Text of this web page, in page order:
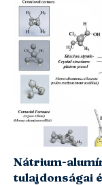
Nátrium-
tulajdonságai